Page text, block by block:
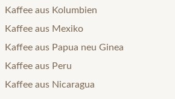
Kaffee aus Kolumbien
Kaffee aus Mexiko
Kaffee aus Papua neu Ginea
Kaffee aus Peru
Kaffee aus Nicaragua